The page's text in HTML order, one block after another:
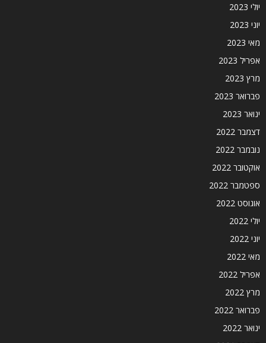
יולי 2023
יוני 2023
מאי 2023
אפריל 2023
מרץ 2023
פברואר 2023
ינואר 2023
דצמבר 2022
נובמבר 2022
אוקטובר 2022
ספטמבר 2022
אוגוסט 2022
יולי 2022
יוני 2022
מאי 2022
אפריל 2022
מרץ 2022
פברואר 2022
ינואר 2022